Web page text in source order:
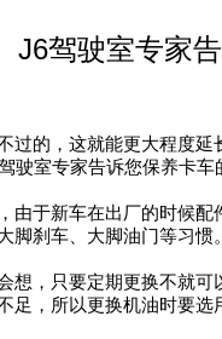
J6驾驶室专家
的，这就能更大程度
室专家告诉您保养卡车
于新车在出厂的时候
刹车、大脚油门等习
，只要定期更换不就
，所以更换机油时要